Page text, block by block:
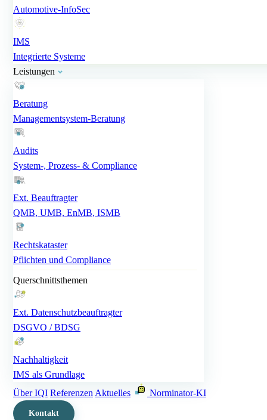
Automotive-InfoSec
IMS
Integrierte Systeme
Leistungen
Beratung
Managementsystem-Beratung
Audits
System-, Prozess- & Compliance
Ext. Beauftragter
QMB, UMB, EnMB, ISMB
Rechtskataster
Pflichten und Compliance
Querschnittsthemen
Ext. Datenschutzbeauftragter
DSGVO / BDSG
Nachhaltigkeit
IMS als Grundlage
Über IQI Referenzen Aktuelles Norminator-KI
Kontakt
Ihr KI-Assistent für Normen & Beratung
IQI. Ich helfe Ihnen gerne bei Fragen zu
Normen,